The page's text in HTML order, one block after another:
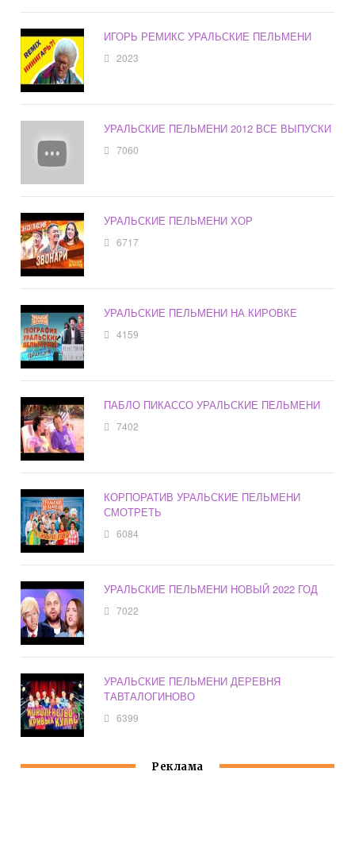
ИГОРЬ РЕМИКС УРАЛЬСКИЕ ПЕЛЬМЕНИ
2023
УРАЛЬСКИЕ ПЕЛЬМЕНИ 2012 ВСЕ ВЫПУСКИ
7060
УРАЛЬСКИЕ ПЕЛЬМЕНИ ХОР
6717
УРАЛЬСКИЕ ПЕЛЬМЕНИ НА КИРОВКЕ
4159
ПАБЛО ПИКАССО УРАЛЬСКИЕ ПЕЛЬМЕНИ
7402
КОРПОРАТИВ УРАЛЬСКИЕ ПЕЛЬМЕНИ
СМОТРЕТЬ
6084
УРАЛЬСКИЕ ПЕЛЬМЕНИ НОВЫЙ 2022 ГОД
7022
УРАЛЬСКИЕ ПЕЛЬМЕНИ ДЕРЕВНЯ
ТАВТАЛОГИНОВО
6399
Реклама